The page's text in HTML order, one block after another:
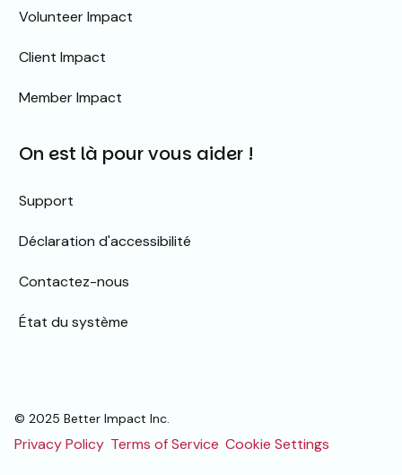
Volunteer Impact
Client Impact
Member Impact
On est là pour vous aider !
Support
Déclaration d'accessibilité
Contactez-nous
État du système
© 2025 Better Impact Inc.
Privacy Policy Terms of Service Cookie Settings